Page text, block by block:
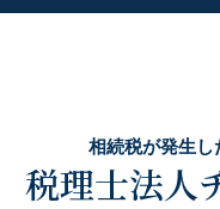
相続税が発生
税理士法人